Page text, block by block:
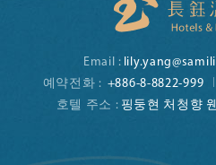
Email :
예약전화 : +886-8-8822-999
호텔 주소 : 핑둥현 처청향